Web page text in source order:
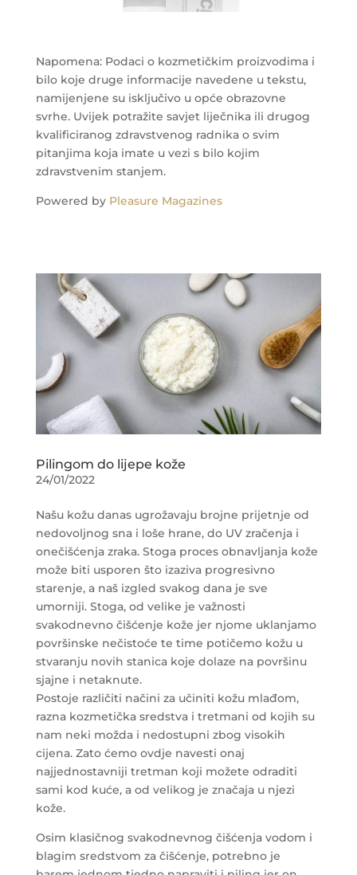
Napomena: Podaci o kozmetičkim proizvodima i
bilo koje druge informacije navedene u tekstu,
namijenjene su isključivo u opće obrazovne
svrhe. Uvijek potražite savjet liječnika ili drugog
kvalificiranog zdravstvenog radnika o svim
pitanjima koja imate u vezi s bilo kojim
zdravstvenim stanjem.
Powered by Pleasure Magazines
Pilingom do lijepe kože
24/01/2022
Našu kožu danas ugrožavaju brojne prijetnje od
nedovoljnog sna i loše hrane, do UV zračenja i
onečišćenja zraka. Stoga proces obnavljanja kože
može biti usporen što izaziva progresivno
starenje, a naš izgled svakog dana je sve
umorniji. Stoga, od velike je važnosti
svakodnevno čišćenje kože jer njome uklanjamo
površinske nečistoće te time potičemo kožu u
stvaranju novih stanica koje dolaze na površinu
sjajne i netaknute.
Postoje različiti načini za učiniti kožu mlađom,
razna kozmetička sredstva i tretmani od kojih su
nam neki možda i nedostupni zbog visokih
cijena. Zato ćemo ovdje navesti onaj
najjednostavniji tretman koji možete odraditi
sami kod kuće, a od velikog je značaja u njezi
kože.
Osim klasičnog svakodnevnog čišćenja vodom i
blagim sredstvom za čišćenje, potrebno je